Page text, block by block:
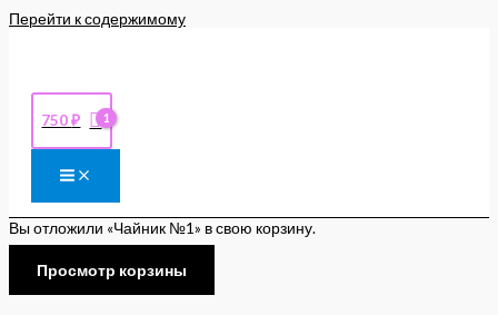
Перейти к содержимому
750₽
Вы отложили «Чайник №1» в свою корзину.
Просмотр корзины